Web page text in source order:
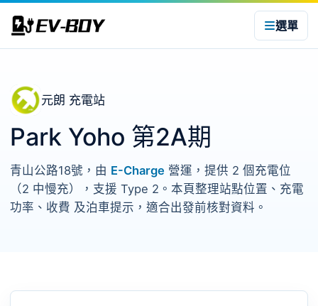
選單
元朗 充電站
Park Yoho 第2A期
青山公路18號，由 E-Charge 營運，提供 2 個充電位
（2 中慢充），支援 Type 2。本頁整理站點位置、充電
功率、收費 及泊車提示，適合出發前核對資料。